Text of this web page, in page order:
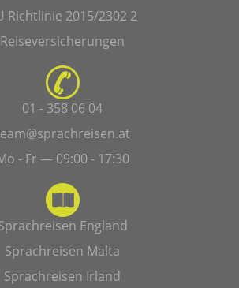
Richtlinie 2015/2302 2
Reiseversicherungen
01 - 358 06 04
- Fr — 09:00 - 17:30
England
Sprachreisen Malta
Sprachreisen Irland